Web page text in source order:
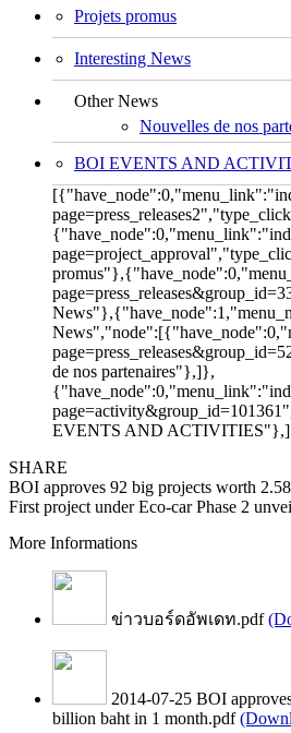
Projets promus
Interesting News
Other News
Nouvelles de nos
BOI EVENTS AND
de nos partenaires"},]},
EVENTS AND ACTIVITIES"},]
SHARE
BOI approves 92 big projects worth
First project under Eco-car Phase 2
More Informations
ข่าวบอร์ดอัพเดท.pdf
2014-07-25 BOI
billion baht in 1 month.pdf